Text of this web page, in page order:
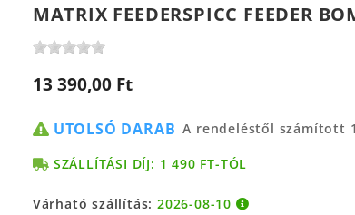
MATRIX FEEDERSPICC FEEDER
13 390,00 Ft
UTOLSÓ DARAB A rendeléstől számított
SZÁLLÍTÁSI DÍJ: 1 490 FT-TÓL
Várható szállítás:2026-08-10